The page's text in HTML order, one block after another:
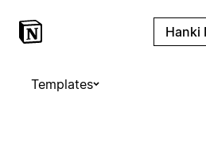
Hanki
Templates